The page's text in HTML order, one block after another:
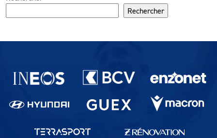
Rechercher
Partenaires du lausanne-Sport